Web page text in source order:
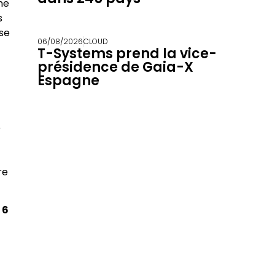
06/08/2026CLOUD
T-Systems prend la vice-
présidence de Gaia-X
Espagne